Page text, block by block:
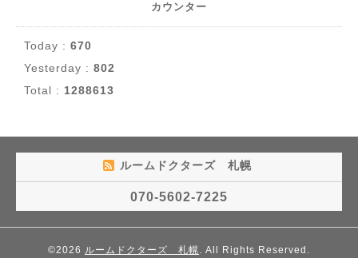
カウンター
Today : 670
Yesterday : 802
Total : 1288613
ルームドクターズ 札幌
070-5602-7225
©2026 ルームドクターズ 札幌. All Rights Reserved.